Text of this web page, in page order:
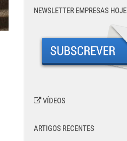
NEWSLETTER EMPRESAS HOJE
VÍDEOS
ARTIGOS RECENTES